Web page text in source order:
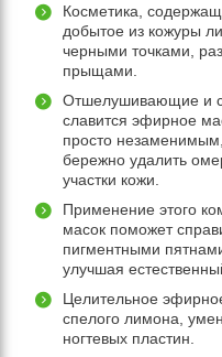
Косметика,
добытое из кожуры
черными точками,
прыщами.
Отшелушивающие и
славится эфирное
просто
бережно удалить
участки кожи.
Применение этого
масок поможет
пигментными
улучшая
Целительное
спелого лимона,
ногтевых пластин.